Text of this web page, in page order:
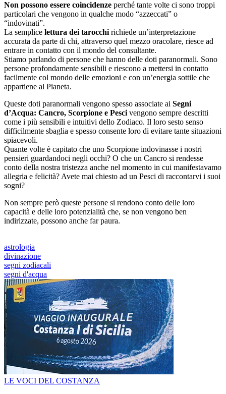
Non possono essere coincidenze perché tante volte ci sono troppi
particolari che vengono in qualche modo “azzeccati” o
“indovinati”.
La semplice lettura dei tarocchi richiede un’interpretazione
accurata da parte di chi, attraverso quel mezzo oracolare, riesce ad
entrare in contatto con il mondo del consultante.
Stiamo parlando di persone che hanno delle doti paranormali. Sono
persone profondamente sensibili e riescono a mettersi in contatto
facilmente col mondo delle emozioni e con un’energia sottile che
appartiene al Pianeta.
Queste doti paranormali vengono spesso associate ai Segni
d’Acqua: Cancro, Scorpione e Pesci vengono sempre descritti
come i più sensibili e intuitivi dello Zodiaco. Il loro sesto senso
difficilmente sbaglia e spesso consente loro di evitare tante situazioni
spiacevoli.
Quante volte è capitato che uno Scorpione indovinasse i nostri
pensieri guardandoci negli occhi? O che un Cancro si rendesse
conto della nostra tristezza anche nel momento in cui manifestavamo
allegria e felicità? Avete mai chiesto ad un Pesci di raccontarvi i suoi
sogni?
Non sempre però queste persone si rendono conto delle loro
capacità e delle loro potenzialità che, se non vengono ben
indirizzate, possono anche far paura.
astrologia
divinazione
segni zodiacali
segni d'acqua
LE VOCI DEL COSTANZA